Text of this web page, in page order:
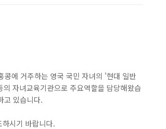
에 거주하는 영국 국민 자녀의 '현대 일반
자녀교육기관으로 주요역할을 담당해왔습
고 있습니다.
시기 바랍니다.